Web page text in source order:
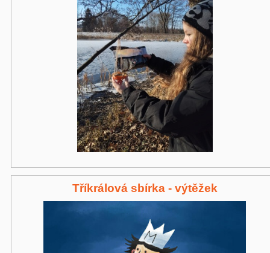
Tříkrálová sbírka - výtěžek